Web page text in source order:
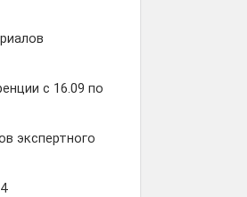
с 16.09 по
экспертного